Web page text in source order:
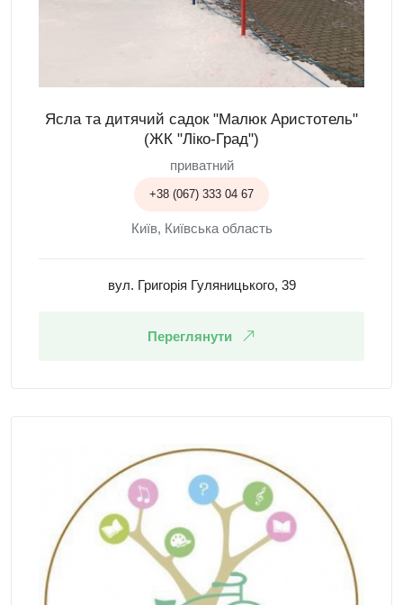
Ясла та дитячий садок "Малюк Аристотель"
(ЖК "Ліко-Град")
приватний
+38 (067) 333 04 67
Київ, Київська область
вул. Григорія Гуляницького, 39
Переглянути